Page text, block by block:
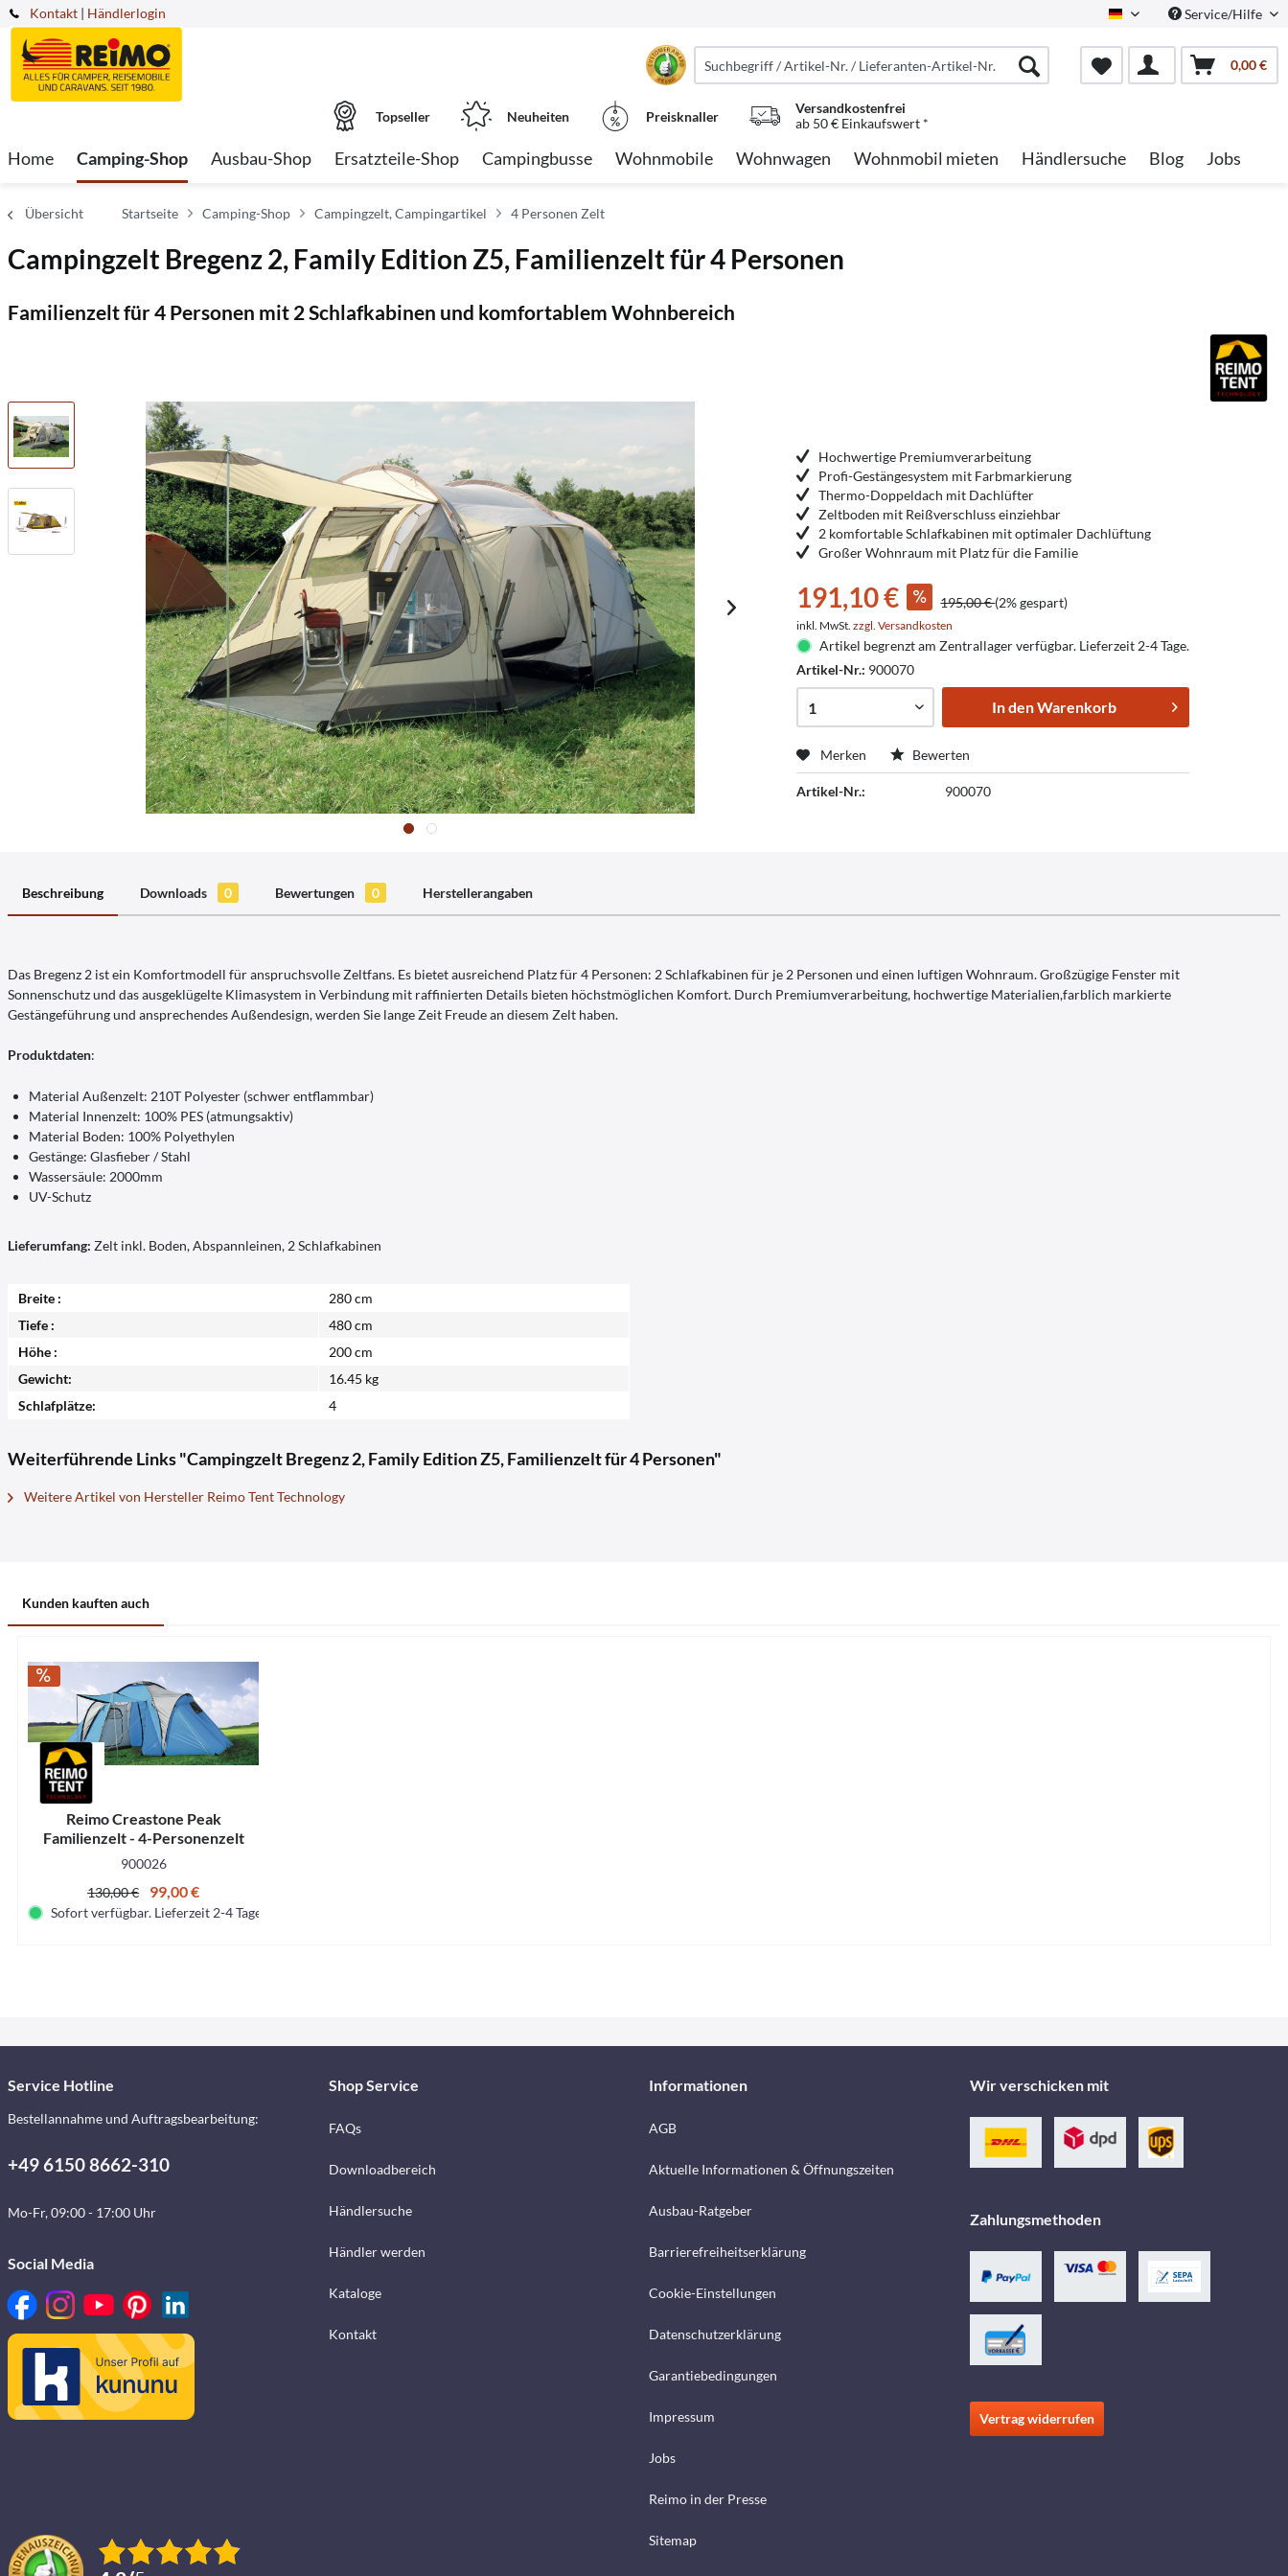
Kontakt German Service/Hilfe
| Händlerlogin
0,00 €
Topseller Neuheiten Preisknaller
Versandkostenfrei
ab 50 € Einkaufswert *
Home Camping-Shop Ausbau-Shop Ersatzteile-Shop Campingbusse Wohnmobile Wohnwagen Wohnmobil mieten Händlersuche Blog Jobs
Übersicht Startseite Camping-Shop Campingzelt, Campingartikel 4 Personen Zelt
Campingzelt Bregenz 2, Family Edition Z5, Familienzelt für 4 Personen
Familienzelt für 4 Personen mit 2 Schlafkabinen und komfortablem Wohnbereich
Hochwertige Premiumverarbeitung
Profi-Gestängesystem mit Farbmarkierung
Thermo-Doppeldach mit Dachlüfter
Zeltboden mit Reißverschluss einziehbar
2 komfortable Schlafkabinen mit optimaler Dachlüftung
Großer Wohnraum mit Platz für die Familie
191,10 € 195,00 €(2% gespart)
inkl. MwSt.zzgl. Versandkosten
Artikel begrenzt am Zentrallager verfügbar. Lieferzeit 2-4 Tage.
Artikel-Nr.: 900070
In denWarenkorb
Merken Bewerten
Artikel-Nr.: 900070
Beschreibung Downloads 0 Bewertungen 0 Herstellerangaben
Das Bregenz 2 ist ein Komfortmodell für anspruchsvolle Zeltfans. Es bietet ausreichend Platz für 4 Personen: 2 Schlafkabinen für je 2 Personen und einen luftigen Wohnraum. Großzügige Fenster mit
Sonnenschutz und das ausgeklügelte Klimasystem in Verbindung mit raffinierten Details bieten höchstmöglichen Komfort. Durch Premiumverarbeitung, hochwertige Materialien,farblich markierte
Gestängeführung und ansprechendes Außendesign, werden Sie lange Zeit Freude an diesem Zelt haben.
Produktdaten:
Material Außenzelt: 210T Polyester (schwer entflammbar)
Material Innenzelt: 100% PES (atmungsaktiv)
Material Boden: 100% Polyethylen
Gestänge: Glasfieber / Stahl
Wassersäule: 2000mm
UV-Schutz
Lieferumfang: Zelt inkl. Boden, Abspannleinen, 2 Schlafkabinen
Breite :
280 cm
Tiefe :
480 cm
Höhe :
200 cm
Gewicht:
16.45 kg
Schlafplätze:
4
Weiterführende Links "Campingzelt Bregenz 2, Family Edition Z5, Familienzelt für 4 Personen"
Weitere Artikel von Hersteller Reimo Tent Technology
Kunden kauften auch
Reimo Creastone Peak
Familienzelt - 4-Personenzelt
900026
130,00 €
99,00 €
Sofort verfügbar. Lieferzeit 2-4 Tage.
Service Hotline
Bestellannahme und Auftragsbearbeitung:
+49 6150 8662-310
Mo-Fr, 09:00 - 17:00 Uhr
Social Media
Shop Service
FAQs
Downloadbereich
Händlersuche
Händler werden
Kataloge
Kontakt
Informationen
AGB
Aktuelle Informationen & Öffnungszeiten
Ausbau-Ratgeber
Barrierefreiheitserklärung
Cookie-Einstellungen
Datenschutzerklärung
Garantiebedingungen
Impressum
Jobs
Reimo in der Presse
Sitemap
Wir verschicken mit
Zahlungsmethoden
Vertrag widerrufen